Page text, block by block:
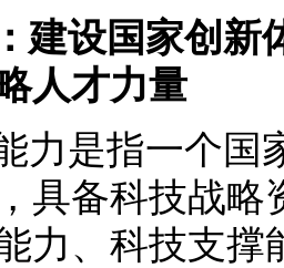
建设国家创新
人才力量
力是指一个国
具备科技战
力、科技支